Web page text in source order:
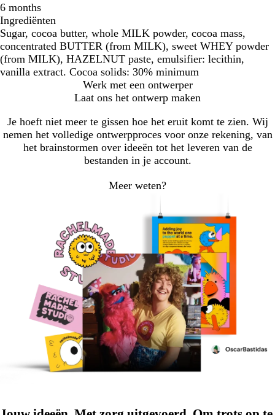
6 months
Ingrediënten
Sugar, cocoa butter, whole MILK powder, cocoa mass,
concentrated BUTTER (from MILK), sweet WHEY powder
(from MILK), HAZELNUT paste, emulsifier: lecithin,
vanilla extract. Cocoa solids: 30% minimum
Werk met een ontwerper
Laat ons het ontwerp maken
Je hoeft niet meer te gissen hoe het eruit komt te zien. Wij
nemen het volledige ontwerpproces voor onze rekening, van
het brainstormen over ideeën tot het leveren van de
bestanden in je account.
Meer weten?